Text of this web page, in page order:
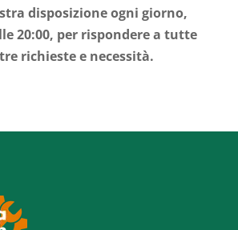
disposizione ogni giorno,
20:00, per rispondere a tutte
richieste e necessità.